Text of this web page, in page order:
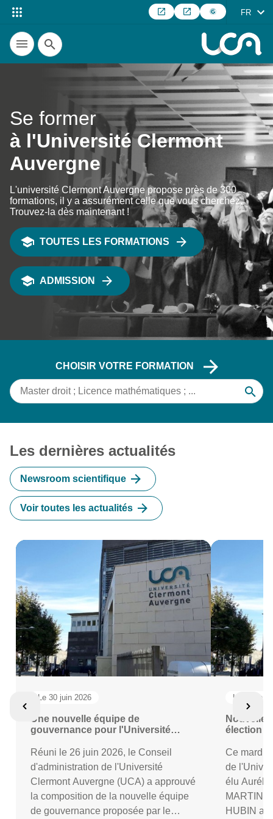
FR
Recherche
Se former
à l'Université Clermont
Auvergne
L'université Clermont Auvergne propose près de 300
formations, il y a assurément celle que vous cherchez.
Trouvez-la dès maintenant !
TOUTES LES FORMATIONS
ADMISSION
CHOISIR VOTRE FORMATION
Les dernières actualités
Newsroom scientifique
Voir toutes les actualités
Le 30 juin 2026
Une nouvelle équipe de
gouvernance pour l'Université
Réuni le 26 juin 2026, le Conseil
d'administration de l'Université
Clermont Auvergne (UCA) a approuvé
la composition de la nouvelle équipe
de gouvernance proposée par le
Le 4 juin
Nouvelle
élection
Ce mardi
de
élu
MARTIN,
HUBIN